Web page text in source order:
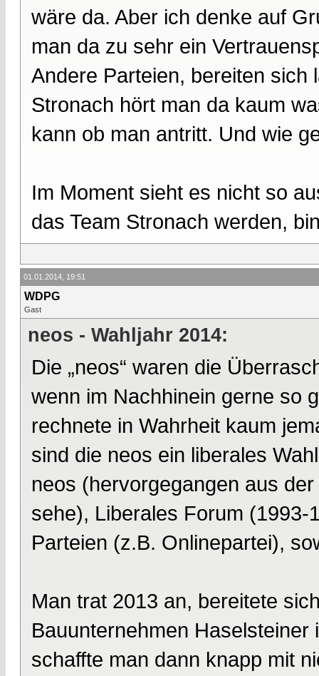
wäre da. Aber ich denke auf
man da zu sehr ein
Andere Parteien, bereiten sich
Stronach hört man da kaum
kann ob man antritt. Und wie
Im Moment sieht es nicht so
das Team Stronach werden,
01.01.2014, 19:51
WDPG
Gast
neos - Wahljahr 2014:
Die „neos“ waren die
wenn im Nachhinein gerne so
rechnete in Wahrheit kaum
sind die neos ein liberales
neos (hervorgegangen aus
sehe), Liberales Forum
Parteien (z.B. Onlinepartei),
Man trat 2013 an, bereitete
Bauunternehmen
schaffte man dann knapp mit